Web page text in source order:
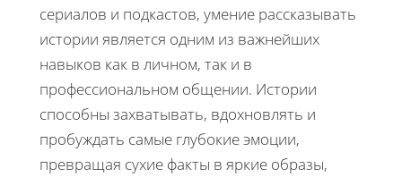
сериалов и подкастов, умение рассказывать
истории является одним из важнейших
навыков как в личном, так и в
профессиональном общении. Истории
способны захватывать, вдохновлять и
пробуждать самые глубокие эмоции,
превращая сухие факты в яркие образы,